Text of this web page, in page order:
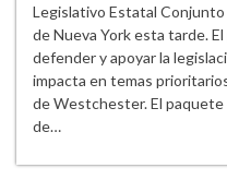
Legislativo Estatal Conjunto
de Nueva York esta tarde.
defender y apoyar la
impacta en temas
de Westchester. El
de…